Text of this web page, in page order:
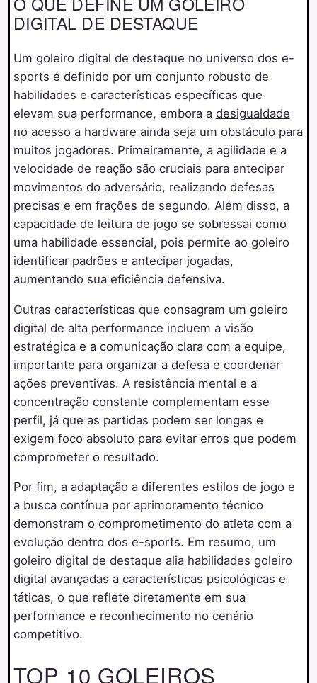
DIGITAL DE DESTAQUE
Um goleiro digital de destaque no universo dos e-
sports é definido por um conjunto robusto de
habilidades e características específicas que
elevam sua performance, embora a desigualdade
no acesso a hardware ainda seja um obstáculo para
muitos jogadores. Primeiramente, a agilidade e a
velocidade de reação são cruciais para antecipar
movimentos do adversário, realizando defesas
precisas e em frações de segundo. Além disso, a
capacidade de leitura de jogo se sobressai como
uma habilidade essencial, pois permite ao goleiro
identificar padrões e antecipar jogadas,
aumentando sua eficiência defensiva.
Outras características que consagram um goleiro
digital de alta performance incluem a visão
estratégica e a comunicação clara com a equipe,
importante para organizar a defesa e coordenar
ações preventivas. A resistência mental e a
concentração constante complementam esse
perfil, já que as partidas podem ser longas e
exigem foco absoluto para evitar erros que podem
comprometer o resultado.
Por fim, a adaptação a diferentes estilos de jogo e
a busca contínua por aprimoramento técnico
demonstram o comprometimento do atleta com a
evolução dentro dos e-sports. Em resumo, um
goleiro digital de destaque alia habilidades goleiro
digital avançadas a características psicológicas e
táticas, o que reflete diretamente em sua
performance e reconhecimento no cenário
competitivo.
TOP 10 GOLEIROS